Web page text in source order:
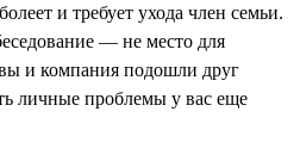
и требует ухода член семьи.
— не место для
и компания подошли друг
личные проблемы у вас еще